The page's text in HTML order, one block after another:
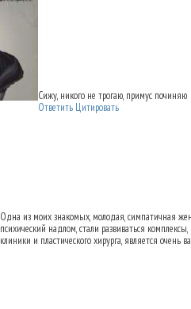
Сижу, никого не трогаю, примус починяю
Ответить Цитировать
Одна из моих знакомых, молодая, симпатичная
психический надлом, стали развиваться
клиники и пластического хирурга, является